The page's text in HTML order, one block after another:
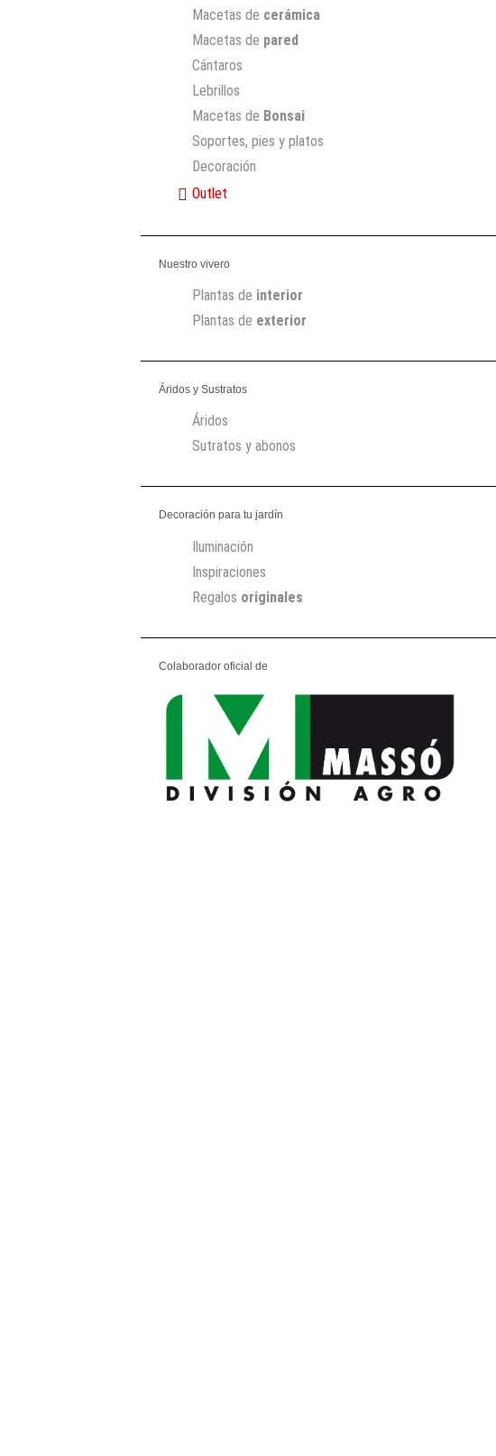
Macetas de cerámica
Macetas de pared
Cántaros
Lebrillos
Macetas de Bonsai
Soportes, pies y platos
Decoración
Outlet
Nuestro vivero
Plantas de interior
Plantas de exterior
Áridos y Sustratos
Áridos
Sutratos y abonos
Decoración para tu jardín
Iluminación
Inspiraciones
Regalos originales
Colaborador oficial de